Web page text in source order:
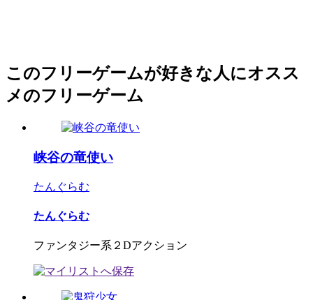
このフリーゲームが好きな人にオスス
メのフリーゲーム
峡谷の竜使い
たんぐらむ
たんぐらむ
ファンタジー系２Dアクション